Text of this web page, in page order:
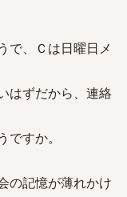
で、Ｃは日曜日メ
はずだから、連絡
すか。
の記憶が薄れかけ